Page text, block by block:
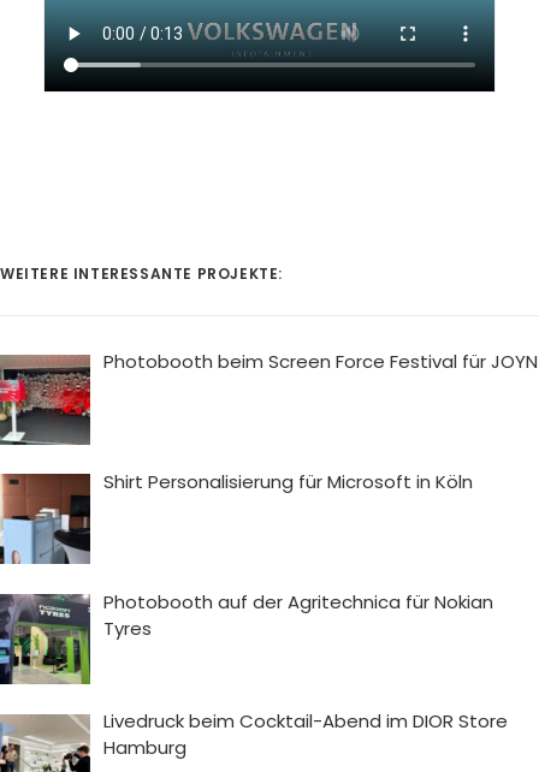
WEITERE INTERESSANTE PROJEKTE:
Photobooth beim Screen Force Festival für JOYN
Shirt Personalisierung für Microsoft in Köln
Photobooth auf der Agritechnica für Nokian
Tyres
Livedruck beim Cocktail-Abend im DIOR Store
Hamburg